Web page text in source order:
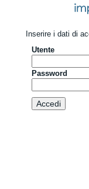
Inserire i dati di
Utente
Password